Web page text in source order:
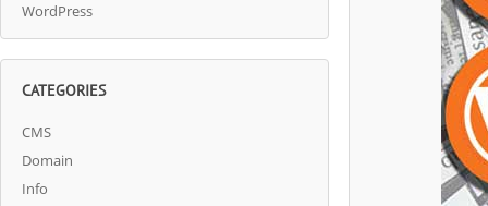
WordPress
CATEGORIES
CMS
Domain
Info